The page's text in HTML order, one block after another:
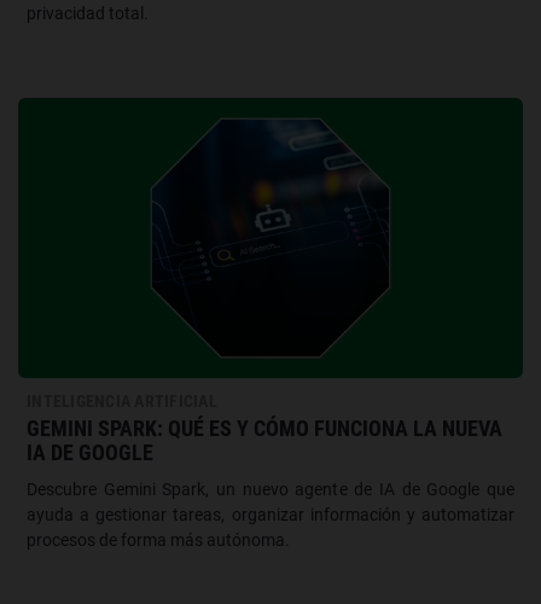
privacidad total.
GEMINI SPARK: QUÉ ES Y CÓMO FUNCIONA LA NUEVA
IA DE GOOGLE
Descubre Gemini Spark, un nuevo agente de IA de Google que
ayuda a gestionar tareas, organizar información y automatizar
procesos de forma más autónoma.